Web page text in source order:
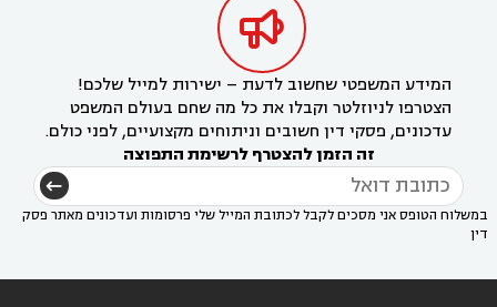

המידע המשפטי שחשוב לדעת – ישירות למייל שלכם!
הצטרפו לניוזלטר וקבלו את כל מה שחם בעולם המשפט
עדכונים, פסקי דין חשובים וניתוחים מקצועיים, לפני כולם.
זה הזמן להצטרף לרשימת התפוצה
במשלוח הטופס אני מסכים לקבל לכתובת המייל שלי פרסומות ועדכונים מאתר פסק
דין